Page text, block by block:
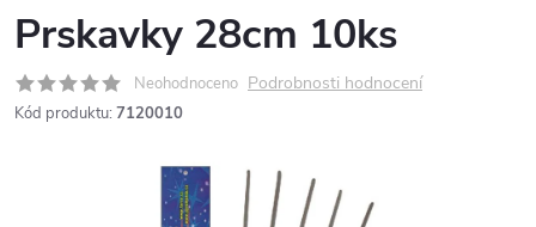
Prskavky 28cm 10ks
Neohodnoceno Podrobnosti hodnocení
Kód produktu: 7120010